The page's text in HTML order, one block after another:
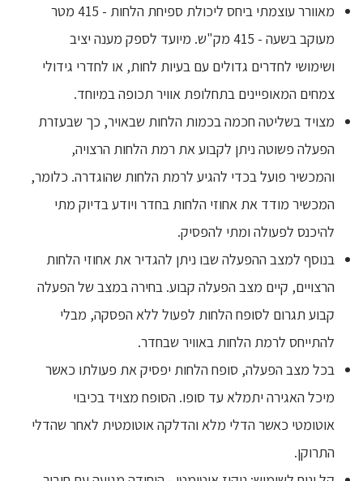
מאוורר עוצמתי ביחס ליכולת ספיחת הלחות - 415 מטר
מעוקב בשעה - 415 מק"ש. מיועד לספק מענה יציב
ושימושי לחדרים גדולים עם בעיות לחות, או לחדרי גידולי
צמחים המאופיינים בתחלופת אוויר תכופה במיוחד.
מצויד בשליטה חכמה בכמות הלחות שבאויר, כך שבעזרת
הפעלה פשוטה ניתן לקבוע את רמת הלחות הרצויה,
והמכשיר פועל בכדי להגיע לרמת הלחות שהוגדרה. כלומר,
המכשיר מודד את אחוזי הלחות בחדר ויודע בדיוק מתי
להיכנס לפעולה ומתי להפסיק.
בנוסף למצב ההפעלה שבו ניתן להגדיר את אחוזי הלחות
הרצויים, קיים מצב הפעלה קבוע. בחירה במצב של הפעלה
קבוע תגרום לסופח הלחות לפעול ללא הפסקה, מבלי
להתייחס לרמת הלחות באוויר שבחדר.
בכל מצב הפעלה, סופח הלחות יפסיק את פעולתו כאשר
מיכל האגירה יתמלא עד סופו. הסופח מצויד בכיבוי
אוטומטי כאשר הדלי מלא והדלקה אוטומטית לאחר שהדלי
התרוקן.